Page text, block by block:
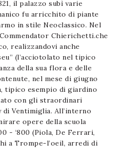
il palazzo subì varie
fu arricchito di piante
in stile Neoclassico. Nel
Chierichetti.che
realizzandovi anche
(l’acciotolato nel tipico
della sua flora e delle
nel mese di giugno
tipico esempio di giardino
con gli straordinari
Ventimiglia. All’interno
opere della scuola
- ‘800 (Piola, De Ferrari,
a Trompe-l’oeil, arredi di